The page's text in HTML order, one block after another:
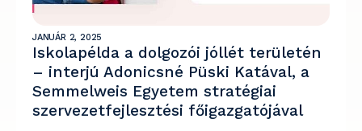
JANUÁR 2, 2025
Iskolapélda a dolgozói jóllét területén
– interjú Adonicsné Püski Katával, a
Semmelweis Egyetem stratégiai
szervezetfejlesztési főigazgatójával